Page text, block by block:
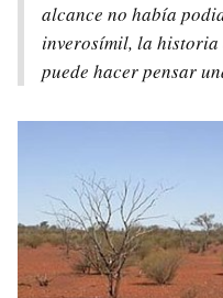
alcance no había
inverosímil, la historia
puede hacer pensar